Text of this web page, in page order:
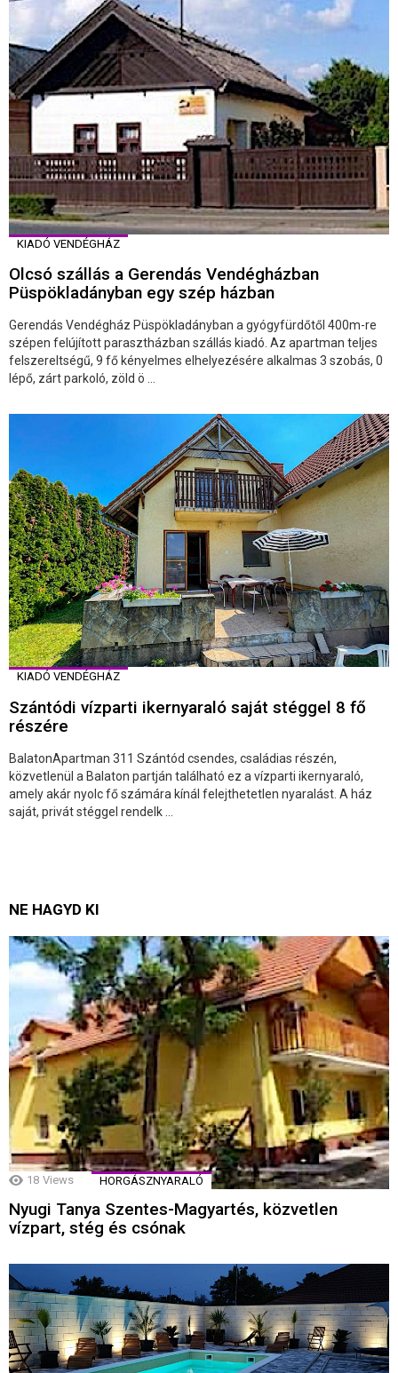
KIADÓ VENDÉGHÁZ
Olcsó szállás a Gerendás Vendégházban
Püspökladányban egy szép házban
Gerendás Vendégház Püspökladányban a gyógyfürdőtől 400m-re
szépen felújított parasztházban szállás kiadó. Az apartman teljes
felszereltségű, 9 fő kényelmes elhelyezésére alkalmas 3 szobás, 0
lépő, zárt parkoló, zöld ö ...
KIADÓ VENDÉGHÁZ
Szántódi vízparti ikernyaraló saját stéggel 8 fő
részére
BalatonApartman 311 Szántód csendes, családias részén,
közvetlenül a Balaton partján található ez a vízparti ikernyaraló,
amely akár nyolc fő számára kínál felejthetetlen nyaralást. A ház
saját, privát stéggel rendelk ...
NE HAGYD KI
18 Views HORGÁSZNYARALÓ
Nyugi Tanya Szentes-Magyartés, közvetlen
vízpart, stég és csónak